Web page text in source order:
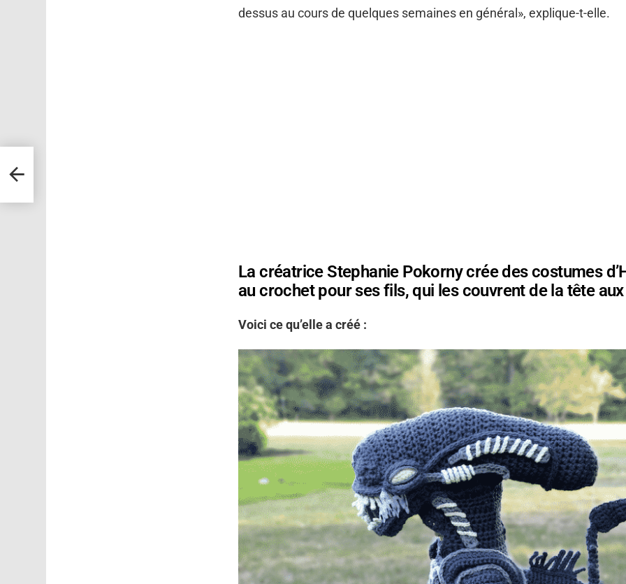
dessus au cours de quelques semaines en général», explique-t-elle.
La créatrice Stephanie Pokorny crée des costumes
au crochet pour ses fils, qui les couvrent de la tête
Voici ce qu’elle a créé :